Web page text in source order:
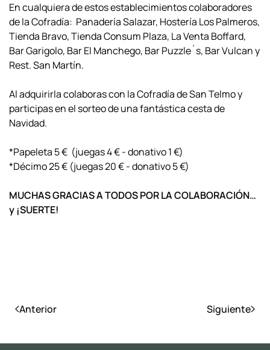
En cualquiera de estos establecimientos colaboradores
de la Cofradía: Panadería Salazar, Hostería Los Palmeros,
Tienda Bravo, Tienda Consum Plaza, La Venta Boffard,
Bar Garigolo, Bar El Manchego, Bar Puzzle´s, Bar Vulcan y
Rest. San Martín.
Al adquirirla colaboras con la Cofradía de San Telmo y
participas en el sorteo de una fantástica cesta de
Navidad.
*Papeleta 5 € (juegas 4 € - donativo 1 €)
*Décimo 25 € (juegas 20 € - donativo 5 €)
MUCHAS GRACIAS A TODOS POR LA COLABORACIÓN…
y ¡SUERTE!
Anterior Siguiente